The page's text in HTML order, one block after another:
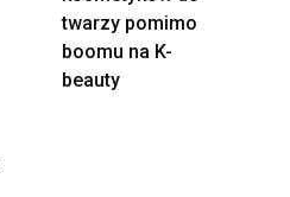
twarzy pomimo
boomu na K-
beauty